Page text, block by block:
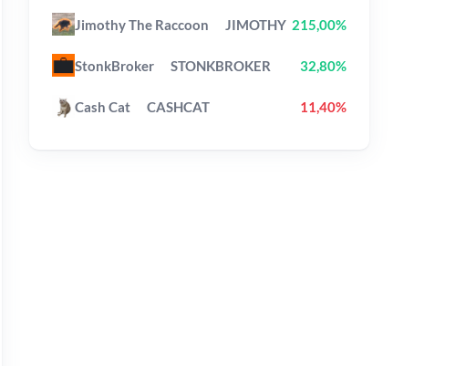
Jimothy The Raccoon JIMOTHY 215,00%
StonkBroker STONKBROKER 32,80%
Cash Cat CASHCAT 11,40%